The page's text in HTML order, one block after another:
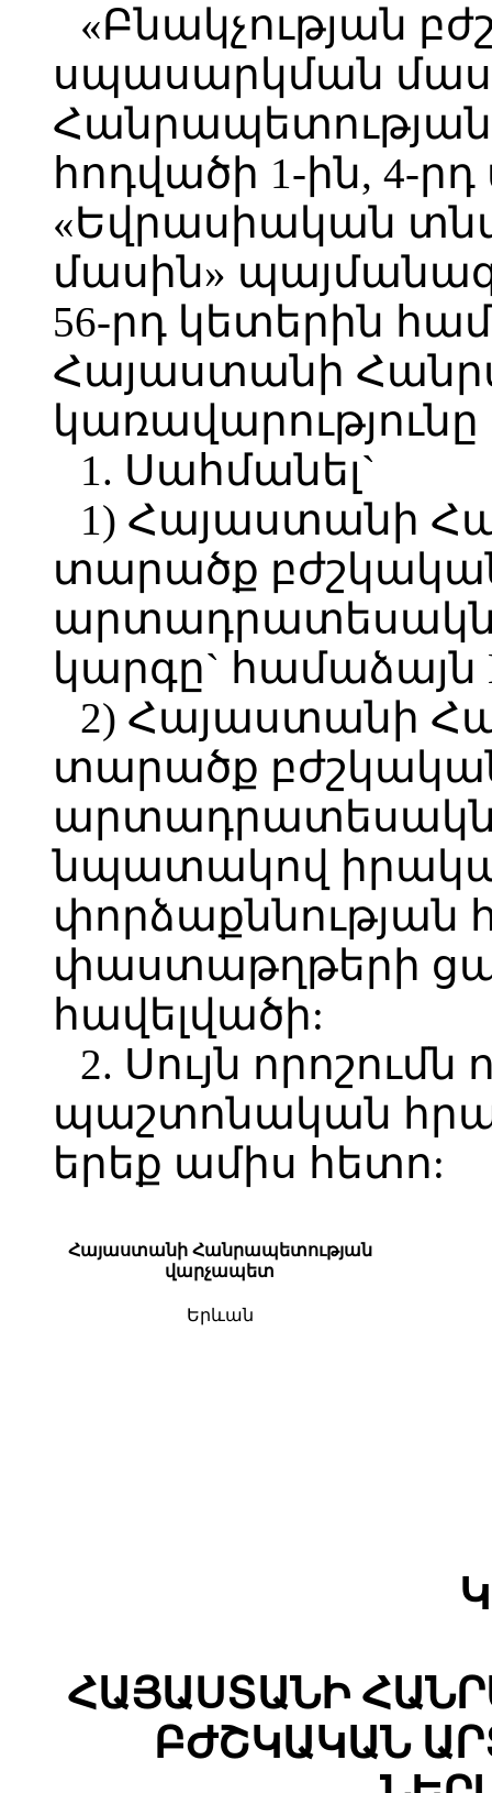
«Բնակչության
սպասարկման
Հանրապետության
հոդվածի 1-ին, 4-
«Եվրասիական
մասին»
56-րդ կետերին
Հայաստանի
կառավարությունը
1. Սահմանել`
1) Հայաստանի
տարածք
կարգը` համաձայն
2) Հայաստանի
տարածք
նպատակով
փաստաթղթերի
հավելվածի:
2. Սույն որոշումն
պաշտոնական
երեք ամիս հետո:
Հայաստանի Հանրապետության
վարչապետ
Երևան
ՀԱՅԱՍՏԱՆԻ
ԲԺՇԿԱԿԱՆ